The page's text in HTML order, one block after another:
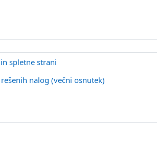
spletne strani
nalog (večni osnutek)